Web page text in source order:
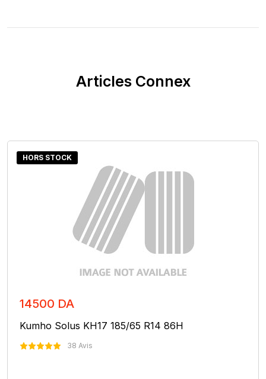
Articles Connex
HORS STOCK
14500 DA
Kumho Solus KH17 185/65 R14 86H
38 Avis